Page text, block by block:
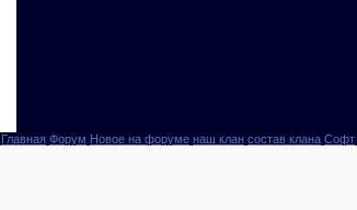
Главная Форум Новое на форуме наш клан состав клана Софт